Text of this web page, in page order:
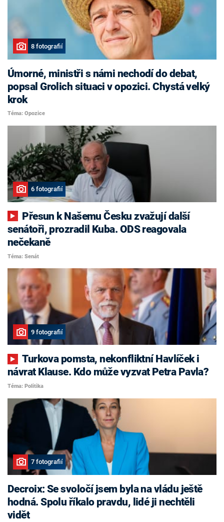
8 fotografií
Úmorné, ministři s námi nechodí do debat,
popsal Grolich situaci v opozici. Chystá velký
krok
Téma: Opozice
6 fotografií
senátoři, prozradil Kuba. ODS reagovala
nečekaně
Téma: Senát
9 fotografií
Turkova pomsta, nekonfliktní Havlíček i
návrat Klause. Kdo může vyzvat Petra Pavla?
Téma: Politika
7 fotografií
Decroix: Se svoločí jsem byla na vládu ještě
hodná. Spolu říkalo pravdu, lidé ji nechtěli
vidět